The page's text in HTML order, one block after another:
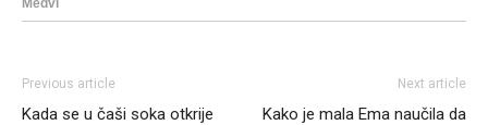
Previous article
Kada se u čaši soka otkrije
Next article
Kako je mala Ema naučila da